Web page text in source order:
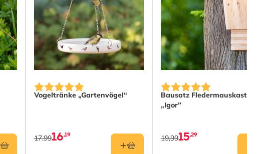
Vogeltränke „Gartenvögel“
16,19
17,99
Bausatz Fledermauskasten
„Igor”
15,29
19,99